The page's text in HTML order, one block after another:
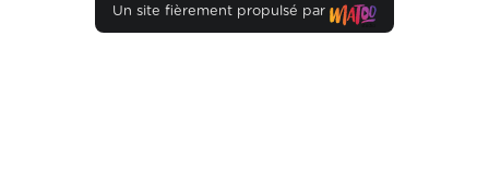
Un site fièrement propulsé par